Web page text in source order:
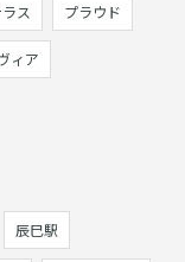
ス プラウド
ィア
辰巳駅